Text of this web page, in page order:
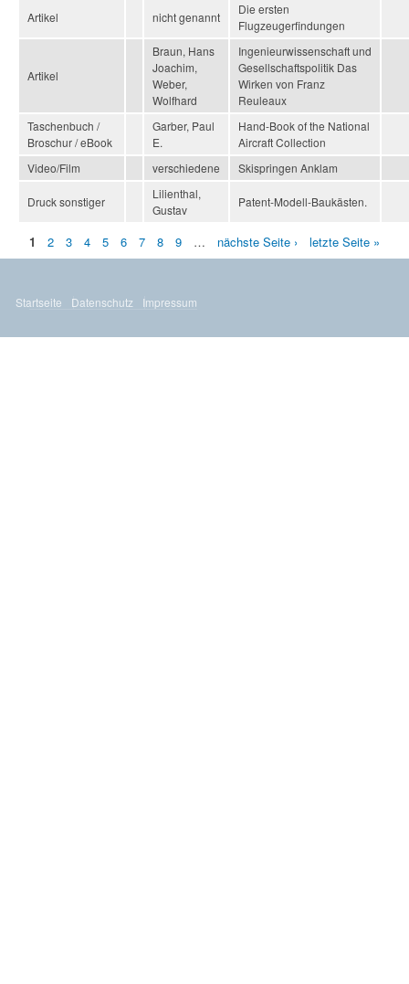
Artikel nicht genannt
Die ersten
Flugzeugerfindungen
Artikel
Braun, Hans
Joachim,
Weber,
Wolfhard
Ingenieurwissenschaft und
Gesellschaftspolitik Das
Wirken von Franz
Reuleaux
Taschenbuch /
Broschur / eBook
Garber, Paul
E.
Hand-Book of the National
Aircraft Collection
Video/Film
verschiedene Skispringen Anklam
Druck sonstiger
Lilienthal,
Gustav
Patent-Modell-Baukästen.
S
i
1 2 3 4 5 6 7 8 9 … nächste Seite › letzte Seite »
Startseite Datenschutz Impressum